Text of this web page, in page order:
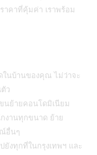
คาที่คุ้มค่า เราพร้อม
ในบ้านของคุณ ไม่ว่าจะ
ว
นย้ายคอนโดมิเนียม
งานทุกขนาด ย้าย
ณ์อื่นๆ
ยังทุกที่ในกรุงเทพฯ และ